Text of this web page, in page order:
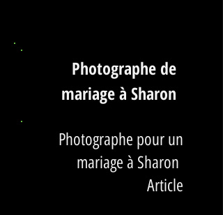
Photographe de
mariage à Sharon
Photographe pour un
mariage à Sharon
Article